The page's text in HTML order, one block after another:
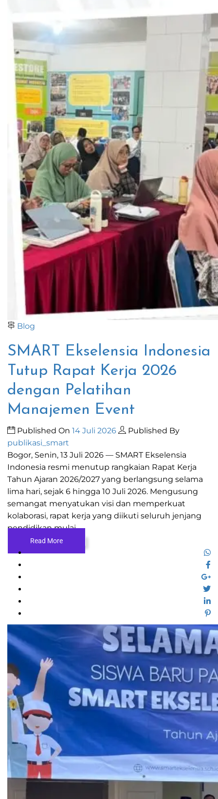
Blog
SMART Ekselensia Indonesia
Tutup Rapat Kerja 2026
dengan Pelatihan
Manajemen Event
Published On 14 Juli 2026
Published By
publikasi_smart
Bogor, Senin, 13 Juli 2026 — SMART Ekselensia
Indonesia resmi menutup rangkaian Rapat Kerja
Tahun Ajaran 2026/2027 yang berlangsung selama
lima hari, sejak 6 hingga 10 Juli 2026. Mengusung
semangat menyatukan visi dan memperkuat
kolaborasi, rapat kerja yang diikuti seluruh jenjang
pendidikan mulai...
Read More